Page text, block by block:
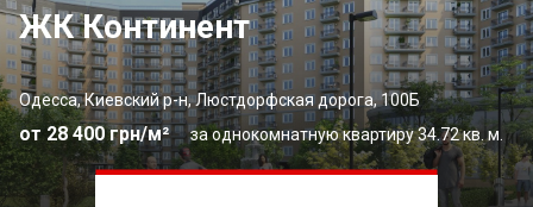
ЖК Континент
Одесса, Киевский р-н, Люстдорфская дорога, 100Б
за однокомнатную квартиру 34.72 кв. м.
от 28 400 грн/м²